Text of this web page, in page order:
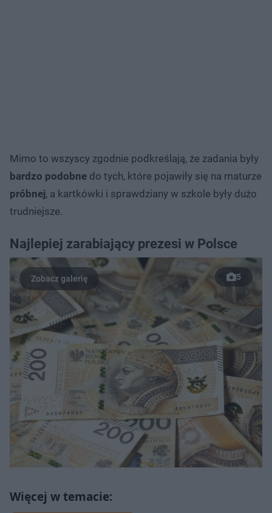
Mimo to wszyscy zgodnie podkreślają, że zadania były
bardzo podobne do tych, które pojawiły się na maturze
próbnej, a kartkówki i sprawdziany w szkole były dużo
trudniejsze.
Najlepiej zarabiający prezesi w Polsce
5